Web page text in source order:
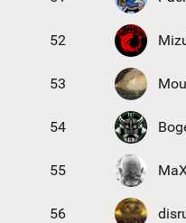
52
53
54
55
56